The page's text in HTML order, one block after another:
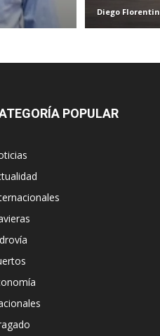
Diego Florentin
POPULAR